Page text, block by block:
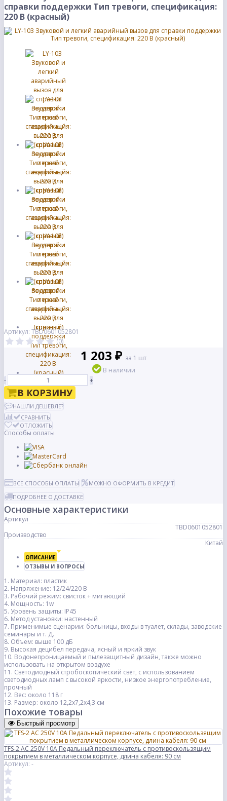
справки поддержки Тип тревоги, спецификация:
220 В (красный)
Артикул: TBD0601052801
(0)
1 203 ₽ за 1 шт
В наличии
-
+
В КОРЗИНУ
НАШЛИ ДЕШЕВЛЕ?
СРАВНИТЬ
ОТЛОЖИТЬ
Способы оплаты
ВСЕ СПОСОБЫ ОПЛАТЫ
МОЖНО ОФОРМИТЬ В КРЕДИТ
ПОДРОБНЕЕ О ДОСТАВКЕ
Основные характеристики
Артикул
TBD0601052801
Производство
Китай
ОПИСАНИЕ
ОТЗЫВЫ И ВОПРОСЫ
1. Материал: пластик
2. Напряжение: 12/24/220 В
3. Рабочий режим: свисток + мигающий
4. Мощность: 1w
5. Уровень защиты: IP45
6. Метод установки: настенный
7. Применимые сценарии: больницы, входы в туалет, склады, заводские
семинары и т. Д.
8. Объем: выше 100 дБ
9. Высокая децибел передача, ясный и яркий звук
10. Водонепроницаемый и пылезащитный дизайн, также можно
использовать на открытом воздухе
11. Светодиодный стробоскопический свет, с использованием
светодиодных ламп с высокой яркости, низкое энергопотребление,
прочный
12. Вес: около 118 г
13. Размер: около 12,2x7,2x4,3 см
Похожие товары
Быстрый просмотр
TFS-2 AC 250V 10A Педальный переключатель с противоскользящим
покрытием в металлическом корпусе, длина кабеля: 90 см
Артикул: -